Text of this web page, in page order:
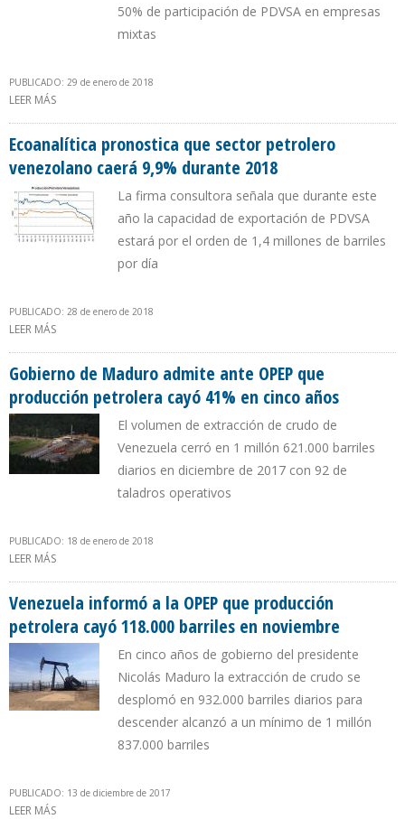
50% de participación de PDVSA en empresas
mixtas
PUBLICADO: 29 de enero de 2018
LEER MÁS
Ecoanalítica pronostica que sector petrolero
venezolano caerá 9,9% durante 2018
La firma consultora señala que durante este
año la capacidad de exportación de PDVSA
estará por el orden de 1,4 millones de barriles
por día
PUBLICADO: 28 de enero de 2018
LEER MÁS
Gobierno de Maduro admite ante OPEP que
producción petrolera cayó 41% en cinco años
El volumen de extracción de crudo de
Venezuela cerró en 1 millón 621.000 barriles
diarios en diciembre de 2017 con 92 de
taladros operativos
PUBLICADO: 18 de enero de 2018
LEER MÁS
Venezuela informó a la OPEP que producción
petrolera cayó 118.000 barriles en noviembre
En cinco años de gobierno del presidente
Nicolás Maduro la extracción de crudo se
desplomó en 932.000 barriles diarios para
descender alcanzó a un mínimo de 1 millón
837.000 barriles
PUBLICADO: 13 de diciembre de 2017
LEER MÁS